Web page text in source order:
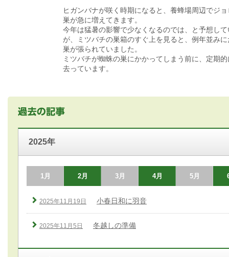
ヒガンバナが咲く時期になると、養蜂場周辺でジ
巣が急に増えてきます。
今年は猛暑の影響で少なくなるのでは、と予想し
が、ミツバチの巣箱のすぐ上を見ると、例年並み
巣が張られていました。
ミツバチが蜘蛛の巣にかかってしまう前に、定期
去っています。
2025年
1月 2月 3月 4月 5月
2025年11月19日 小春日和に羽音
2025年11月5日 冬越しの準備